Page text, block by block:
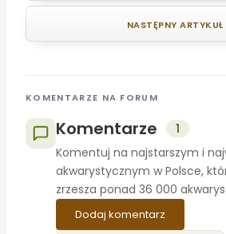
NASTĘPNY ARTYKUŁ
KOMENTARZE NA FORUM
Komentarze
1
Komentuj na najstarszym i
akwarystycznym w Polsce,
zrzesza ponad 36 000
Dodaj komentarz